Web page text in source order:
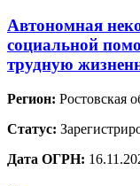
Автономная
социальной
трудную
Регион: Ростовская
Статус:
Дата ОГРН: